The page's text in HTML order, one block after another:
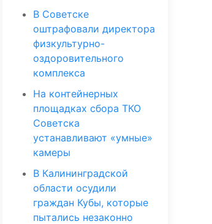
В Советске
оштрафовали директора
физкультурно-
оздоровительного
комплекса
На контейнерных
площадках сбора ТКО
Советска
устанавливают «умные»
камеры
В Калининградской
области осудили
граждан Кубы, которые
пытались незаконно